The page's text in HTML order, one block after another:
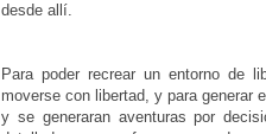
desde allí.
Para poder recrear un entorno de
moverse con libertad, y para generar
y se generaran aventuras por